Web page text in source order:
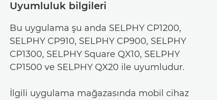
Uyumluluk bilgileri
Bu uygulama şu anda SELPHY CP1200,
SELPHY CP910, SELPHY CP900, SELPHY
CP1300, SELPHY Square QX10, SELPHY
CP1500 ve SELPHY QX20 ile uyumludur.
İlgili uygulama mağazasında mobil cihaz